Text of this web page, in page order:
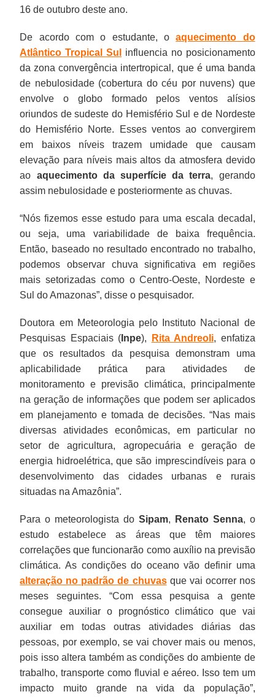
16 de outubro deste ano.
De acordo com o estudante, oaquecimento do
Atlântico Tropical Sul
influencia no posicionamento
da zona convergência intertropical, que é uma banda
de nebulosidade (cobertura do céu por nuvens) que
envolve o globo formado pelos ventos alísios
oriundos de sudeste do Hemisfério Sul e de Nordeste
do Hemisfério Norte. Esses ventos ao convergirem
em baixos níveis trazem umidade que causam
elevação para níveis mais altos da atmosfera devido
ao aquecimento da superfície da terra, gerando
assim nebulosidade e posteriormente as chuvas.
“Nós fizemos esse estudo para uma escala decadal,
ou seja, uma variabilidade de baixa frequência.
Então, baseado no resultado encontrado no trabalho,
podemos observar chuva significativa em regiões
mais setorizadas como o Centro-Oeste, Nordeste e
Sul do Amazonas”, disse o pesquisador.
Doutora em Meteorologia pelo Instituto Nacional de
Pesquisas Espaciais ( Inpe), Rita Andreoli, enfatiza
que os resultados da pesquisa demonstram uma
aplicabilidade prática para atividades de
monitoramento e previsão climática, principalmente
na geração de informações que podem ser aplicados
em planejamento e tomada de decisões. “Nas mais
diversas atividades econômicas, em particular no
setor de agricultura, agropecuária e geração de
energia hidroelétrica, que são imprescindíveis para o
desenvolvimento das cidades urbanas e rurais
situadas na Amazônia”.
Para o meteorologista do Sipam, Renato Senna, o
estudo estabelece as áreas que têm maiores
correlações que funcionarão como auxílio na previsão
climática. As condições do oceano vão definir uma
alteração no padrão de chuvasque vai ocorrer nos
meses seguintes. “Com essa pesquisa a gente
consegue auxiliar o prognóstico climático que vai
auxiliar em todas outras atividades diárias das
pessoas, por exemplo, se vai chover mais ou menos,
pois isso altera também as condições do ambiente de
trabalho, transporte como fluvial e aéreo. Isso tem um
impacto muito grande na vida da população”,